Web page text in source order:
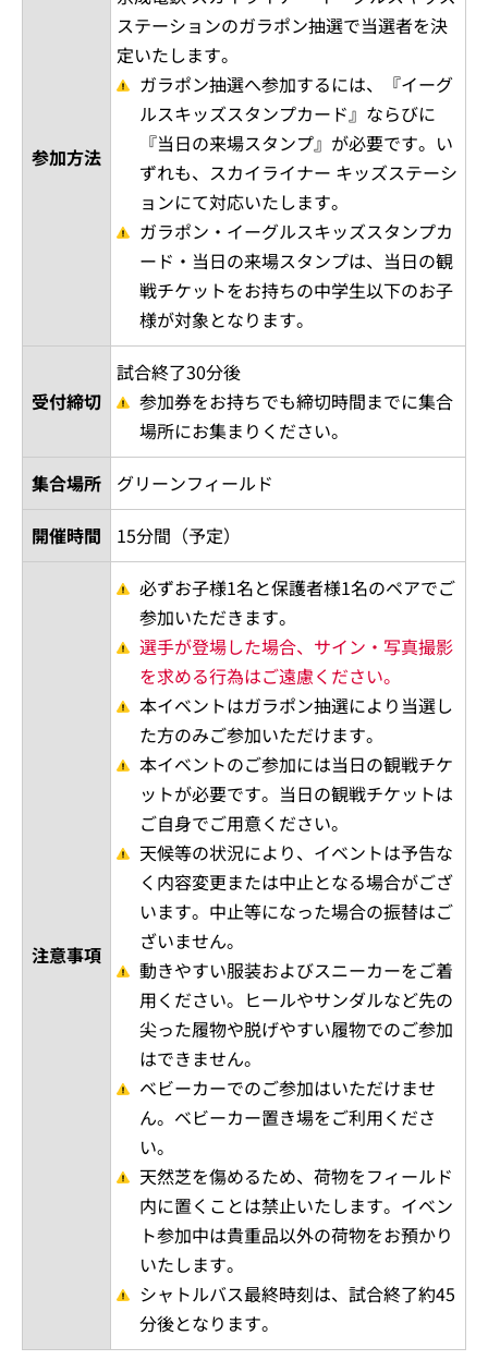
参加方法
ステーションのガラポン抽選で当選者を決
定いたします。
ガラポン抽選へ参加するには、『イーグ
ルスキッズスタンプカード』ならびに
『当日の来場スタンプ』が必要です。い
ずれも、スカイライナー キッズステーシ
ョンにて対応いたします。
ガラポン・イーグルスキッズスタンプカ
ード・当日の来場スタンプは、当日の観
戦チケットをお持ちの中学生以下のお子
様が対象となります。
受付締切
試合終了30分後
参加券をお持ちでも締切時間までに集合
場所にお集まりください。
集合場所
グリーンフィールド
開催時間
15分間（予定）
注意事項
必ずお子様1名と保護者様1名のペアでご
参加いただきます。
選手が登場した場合、サイン・写真撮影
を求める行為はご遠慮ください。
本イベントはガラポン抽選により当選し
た方のみご参加いただけます。
本イベントのご参加には当日の観戦チケ
ットが必要です。当日の観戦チケットは
ご自身でご用意ください。
天候等の状況により、イベントは予告な
く内容変更または中止となる場合がござ
います。中止等になった場合の振替はご
ざいません。
動きやすい服装およびスニーカーをご着
用ください。ヒールやサンダルなど先の
尖った履物や脱げやすい履物でのご参加
はできません。
ベビーカーでのご参加はいただけませ
ん。ベビーカー置き場をご利用くださ
い。
天然芝を傷めるため、荷物をフィールド
内に置くことは禁止いたします。イベン
ト参加中は貴重品以外の荷物をお預かり
いたします。
シャトルバス最終時刻は、試合終了約45
分後となります。